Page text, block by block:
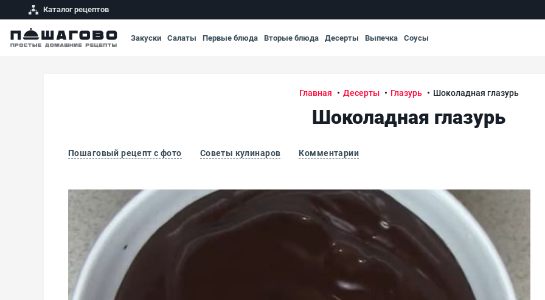
Каталог рецептов
Закуски Салаты Первые блюда Вторые блюда Десерты Выпечка Соусы
Главная Десерты Глазурь Шоколадная глазурь
Шоколадная глазурь
Пошаговый рецепт с фото Советы кулинаров Комментарии
Шоколадная глазурь